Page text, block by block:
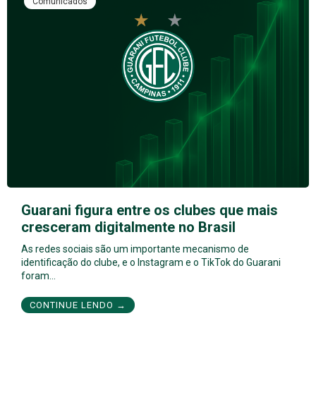
Guarani figura entre os clubes que mais
cresceram digitalmente no Brasil
As redes sociais são um importante mecanismo de
identificação do clube, e o Instagram e o TikTok do Guarani
foram…
CONTINUE LENDO →